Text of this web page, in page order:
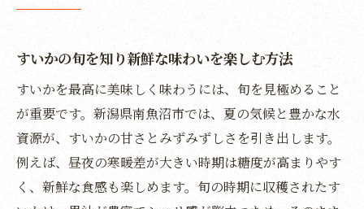
提案
すいかを美味しく食べる保存のコツ解説
すいかの鮮度を保つ基本の保存方法を解説
長持ちさせるすいかのカットと保存の工夫
夏場におすすめのすいか冷やし方とポイン
ト
食感を損なわないための保存時の注意点
すいかの旬を知り新鮮な味わいを楽しむ方法
すいかを最高に美味しく味わうには、旬を見極めること
が重要です。新潟県南魚沼市では、夏の気候と豊かな水
資源が、すいかの甘さとみずみずしさを引き出します。
例えば、昼夜の寒暖差が大きい時期は糖度が高まりやす
く、新鮮な食感も楽しめます。旬の時期に収穫されたす